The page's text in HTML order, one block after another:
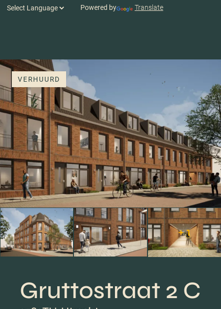
Powered by Translate
VERHUURD
+ 1
Gruttostraat 2 C